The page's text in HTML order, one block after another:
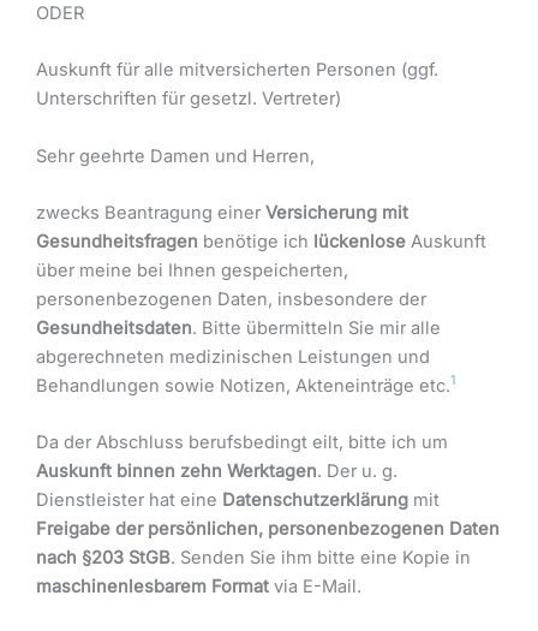
ODER
Auskunft für alle mitversicherten Personen (ggf.
Unterschriften für gesetzl. Vertreter)
Sehr geehrte Damen und Herren,
zwecks Beantragung einer Versicherung mit
Gesundheitsfragen benötige ich lückenlose Auskunft
über meine bei Ihnen gespeicherten,
personenbezogenen Daten, insbesondere der
Gesundheitsdaten. Bitte übermitteln Sie mir alle
abgerechneten medizinischen Leistungen und
Behandlungen sowie Notizen, Akteneinträge etc.1
Da der Abschluss berufsbedingt eilt, bitte ich um
Auskunft binnen zehn Werktagen. Der u. g.
Dienstleister hat eine Datenschutzerklärung mit
Freigabe der persönlichen, personenbezogenen Daten
nach §203 StGB. Senden Sie ihm bitte eine Kopie in
maschinenlesbarem Format via E-Mail.